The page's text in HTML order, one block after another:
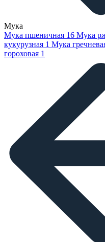
Мука
Мука пшеничная 16 Мука
кукурузная 1 Мука
гороховая 1